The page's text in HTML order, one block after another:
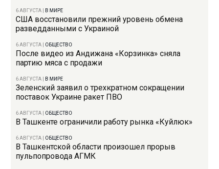
6 АВГУСТА В МИРЕ
США восстановили прежний уровень обмена
разведданными с Украиной
6 АВГУСТА ОБЩЕСТВО
После видео из Андижана «Корзинка» сняла
партию мяса с продажи
6 АВГУСТА В МИРЕ
Зеленский заявил о трехкратном сокращении
поставок Украине ракет ПВО
6 АВГУСТА ОБЩЕСТВО
В Ташкенте ограничили работу рынка «Куйлюк»
6 АВГУСТА ОБЩЕСТВО
В Ташкентской области произошел прорыв
пульпопровода АГМК